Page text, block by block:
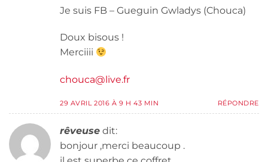
Je suis FB – Gueguin Gwladys (Chouca)
Doux bisous !
Merciiii
chouca@live.fr
29 AVRIL 2016 À 9 H 43 MIN RÉPONDRE
rêveuse dit:
bonjour ,merci beaucoup .